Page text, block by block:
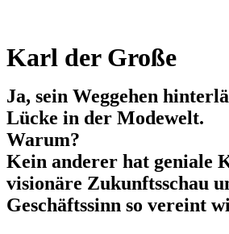
Karl der Große
Ja, sein Weggehen
Lücke in der Modewelt.
Warum?
Kein anderer hat geniale
visionäre Zukunftsschau
Geschäftssinn so vereint